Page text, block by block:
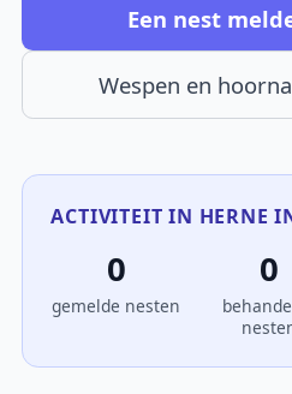
Een nest
Wespen en
ACTIVITEIT IN HERNE
0
gemelde nesten
0